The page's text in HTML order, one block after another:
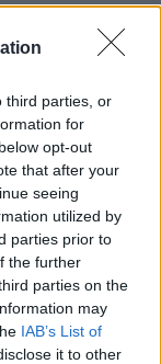
third parties, or
for
opt-out
that after your
seeing
utilized by
parties prior to
the further
parties on the
may
IAB’s List of
it to other
revoltă